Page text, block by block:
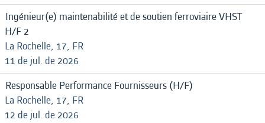
Ingénieur(e) maintenabilité et de soutien ferroviaire VHST
H/F 2
La Rochelle, 17, FR
11 de jul. de 2026
Responsable Performance Fournisseurs (H/F)
La Rochelle, 17, FR
12 de jul. de 2026